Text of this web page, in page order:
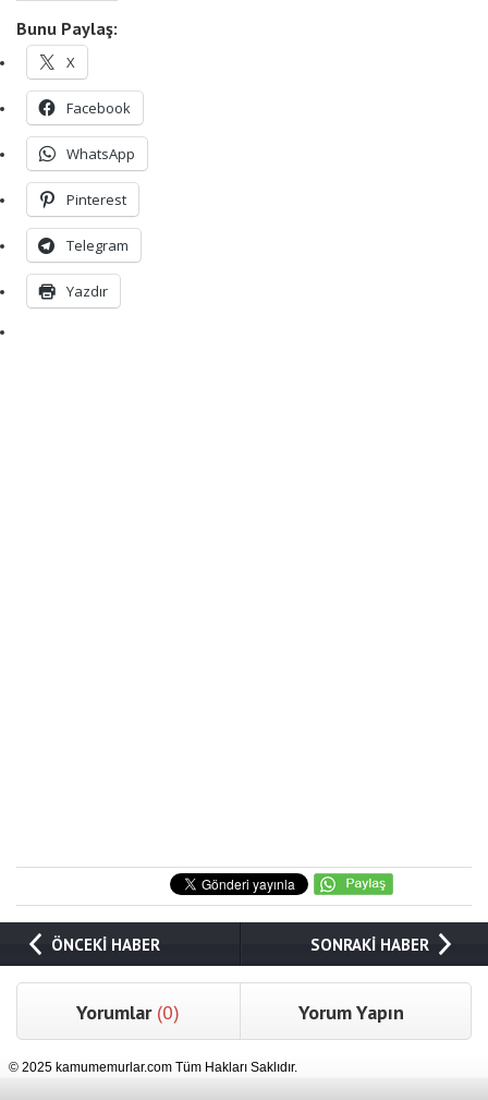
Bunu Paylaş:
X
Facebook
WhatsApp
Pinterest
Telegram
Yazdır
ÖNCEKİ HABER SONRAKİ HABER
Yorumlar (0) Yorum Yapın
© 2025 kamumemurlar.com Tüm Hakları Saklıdır.